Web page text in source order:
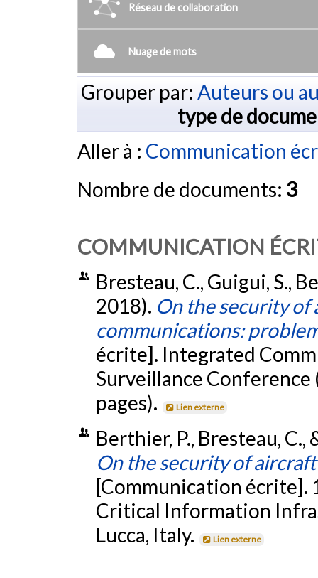
Réseau de collaboration
Nuage de mots
Grouper par: Auteurs ou
type de
Aller à : Communication
Nombre de documents: 3
COMMUNICATION
Bresteau, C., Guigui, S.,
2018). On the security
communications:
écrite]. Integrated
Surveillance Conference
pages).
Lien externe
Berthier, P., Bresteau,
On the security of
[Communication
Critical Information
Lucca, Italy.
Lien externe